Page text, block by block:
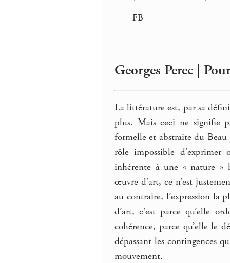
FB
Georges Perec |
La littérature est, par sa
plus. Mais ceci ne signifie
formelle et abstraite du
rôle impossible
inhérente à une « nature »
œuvre d’art, ce n’est
au contraire, l’expression la
d’art, c’est parce qu’elle
cohérence, parce qu’elle le
dépassant les contingences
mouvement.